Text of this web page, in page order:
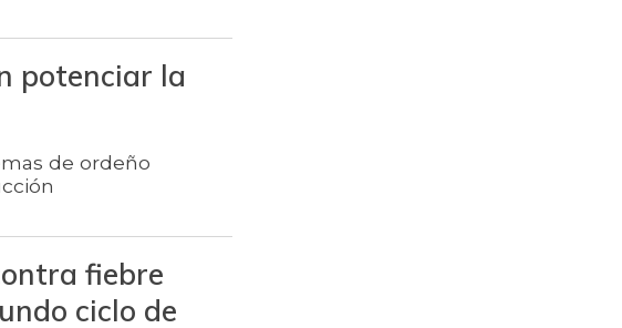
potenciar la
de ordeño
fiebre
ciclo de